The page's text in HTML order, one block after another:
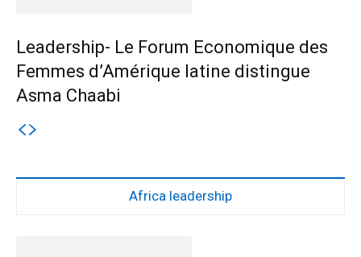
Leadership- Le Forum Economique des
Femmes d’Amérique latine distingue
Asma Chaabi
Africa leadership